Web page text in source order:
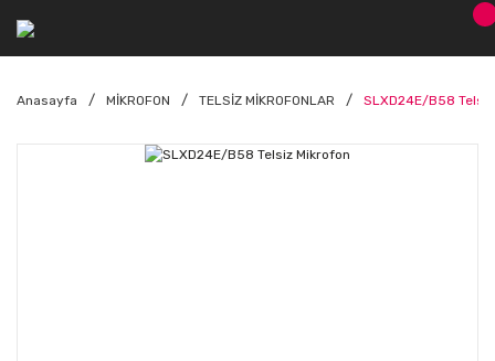
Anasayfa MİKROFON TELSİZ MİKROFONLAR SLXD24E/B58